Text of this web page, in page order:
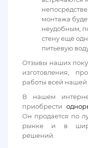
монтажа
неудобным,
стену ещё
питьевую
Отзывы наших
изготовления,
работы всей нашей
В нашем
приобрести
Он продается по
рынке и в
решений.